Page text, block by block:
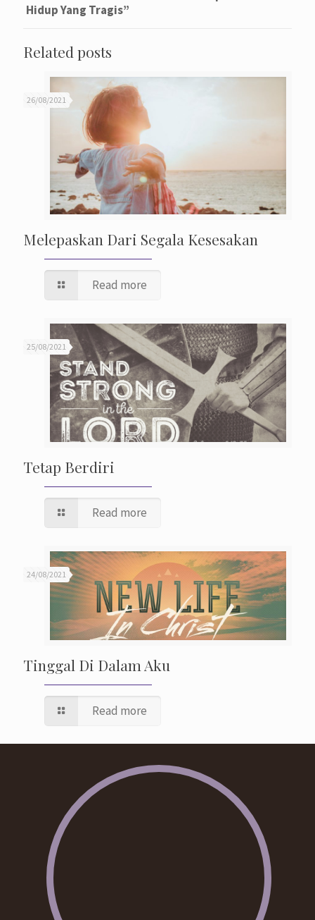
Hidup Yang Tragis”
Related posts
26/08/2021
Melepaskan Dari Segala Kesesakan
Read more
25/08/2021
Tetap Berdiri
Read more
24/08/2021
Tinggal Di Dalam Aku
Read more